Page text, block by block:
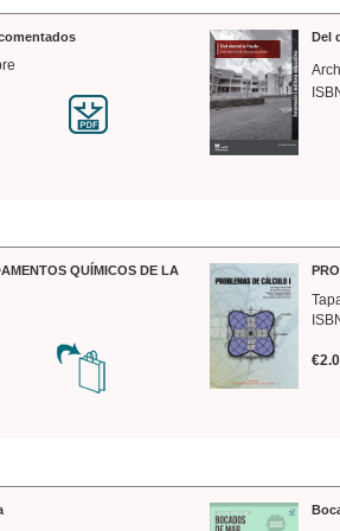
Del
QUÍMICOS DE LA